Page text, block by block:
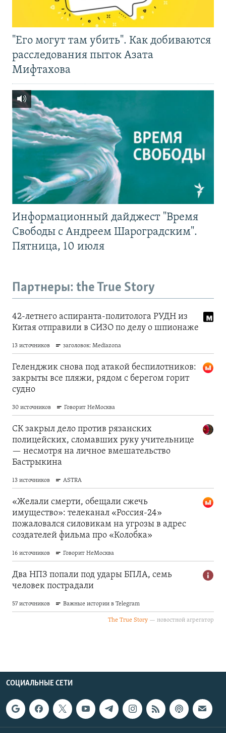
"Его могут там убить". Как добиваются
расследования пыток Азата
Мифтахова
Информационный дайджест "Время
Свободы с Андреем Шароградским".
Пятница, 10 июля
Партнеры: the True Story
СОЦИАЛЬНЫЕ СЕТИ